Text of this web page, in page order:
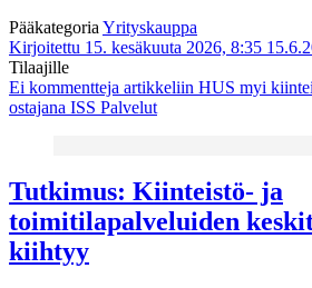
Pääkategoria Yrityskauppa
Kirjoitettu 15. kesäkuuta 2026, 8:35
Tilaajille
Ei kommentteja artikkeliin HUS myi
ostajana ISS Palvelut
Tutkimus: Kiinteistö- ja
toimitilapalveluiden
kiihtyy